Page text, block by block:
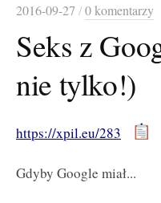
2016-09-27 /0 komentarzy
Seks z
nie tylko!)
https://xpil.eu/283
Gdyby Google miał...